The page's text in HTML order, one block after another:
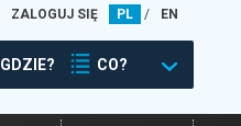
ZALOGUJ SIĘ PL / EN
GDZIE? CO?